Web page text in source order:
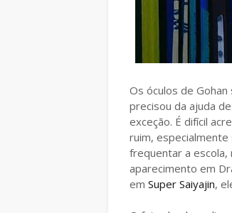
Os óculos de
precisou da ajuda
exceção. É difícil
ruim, especialmente
frequentar a escola,
aparecimento em
em Super Saiyajin,